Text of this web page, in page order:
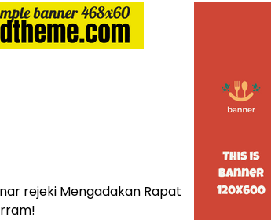
rejeki Mengadakan Rapat